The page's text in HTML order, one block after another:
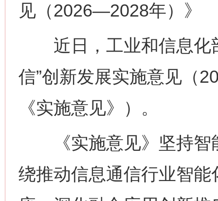
见（2026—2028年）》
近日，工业和信息化
信”创新发展实施意见（
《实施意见》）。
《实施意见》坚持智
绕推动信息通信行业智